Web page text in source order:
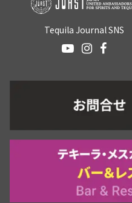
Tequila Journal SNS